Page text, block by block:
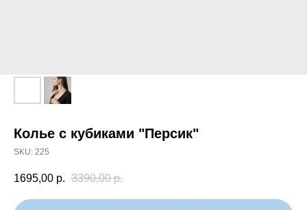
Колье с кубиками "Персик"
SKU: 225
1695,00 р. 3390,00 р.